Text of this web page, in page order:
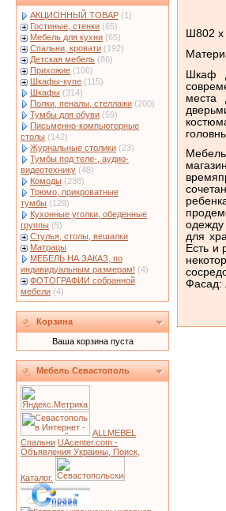
АКЦИОННЫЙ ТОВАР (1)
Гостиные, стенки (65)
Мебель для кухни (65)
Спальни, кровати (192)
Детская мебель (86)
Прихожие (106)
Шкафы-купе (115)
Шкафы (314)
Полки, пеналы, стеллажи (200)
Тумбы для обуви (59)
Письменно-компьютерные
столы (142)
Журнальные столики (23)
Тумбы под теле-, аудио-
видеотехнику (48)
Комоды (238)
Трюмо, прикроватные
тумбы (129)
Кухонные уголки, обеденные
группы (5)
Стулья, столы, вешалки
Матрацы
МЕБЕЛЬ НА ЗАКАЗ, по
индивидуальным размерам! (4)
ФОТОГРАФИИ собранной
мебели (4)
Корзина
Ваша корзина пуста
Мебель Севастополь
ALLMEBEL
Спальни UAcenter.com -
Объявления Украины, Поиск,
Каталог.
Ш802 х
Шкаф
места
для
Есть и
Фасад: